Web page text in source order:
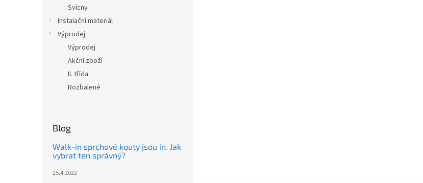
Svícny
Instalační materiál
Výprodej
Výprodej
Akční zboží
II. třída
Rozbalené
Blog
Walk-in sprchové kouty jsou in. Jak
vybrat ten správný?
25.4.2022